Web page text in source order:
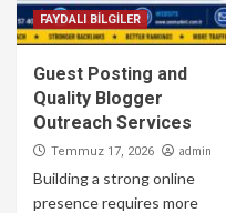
FAYDALI BİLGİLER
Guest Posting and
Quality Blogger
Outreach Services
Temmuz 17, 2026 admin
Building a strong online
presence requires more